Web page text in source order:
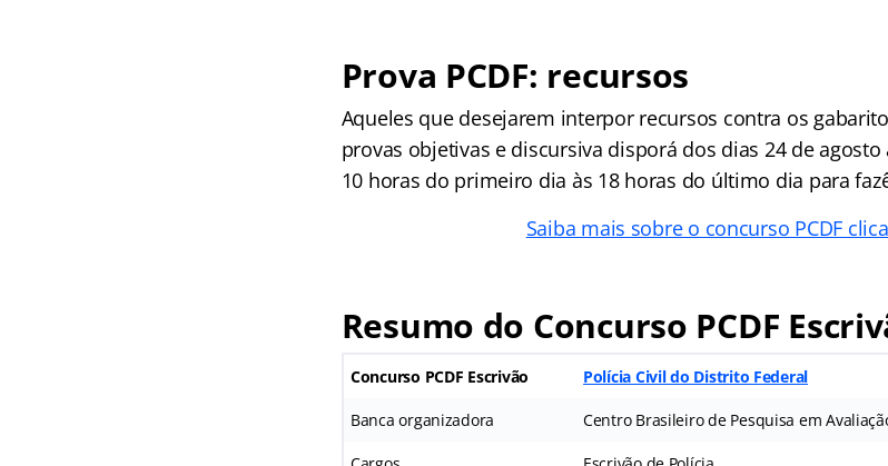
Prova PCDF: recursos
Aqueles que desejarem interpor recursos contra os
provas objetivas e discursiva disporá dos dias 24 de
10 horas do primeiro dia às 18 horas do último dia para
Saiba mais sobre o concurso PCDF
Resumo do Concurso PCDF
Concurso PCDF Escrivão Polícia Civil do Distrito Federal
Banca organizadora Centro Brasileiro de Pesquisa em